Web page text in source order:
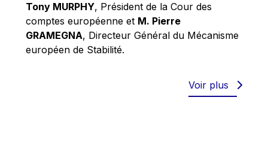
Richard Pelly
Robert Goebbels
Robert REYNDERS
Tony MURPHY, Président de la Cour des
comptes européenne et M. Pierre
GRAMEGNA, Directeur Général du Mécanisme
européen de Stabilité.
Voir plus